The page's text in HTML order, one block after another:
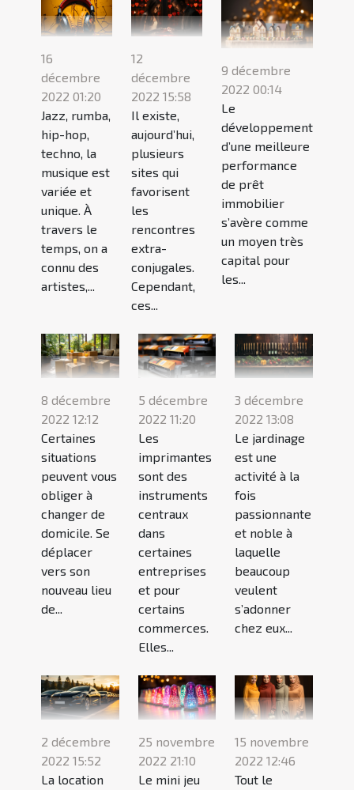
16
décembre
2022 01:20
Jazz, rumba,
hip-hop,
techno, la
musique est
variée et
unique. À
travers le
temps, on a
connu des
artistes,...
12
décembre
2022 15:58
Il existe,
aujourd’hui,
plusieurs
sites qui
favorisent
les
rencontres
extra-
conjugales.
Cependant,
ces...
9 décembre
2022 00:14
Le
développement
d’une meilleure
performance
de prêt
immobilier
s’avère comme
un moyen très
capital pour
les...
8 décembre
2022 12:12
Certaines
situations
peuvent vous
obliger à
changer de
domicile. Se
déplacer
vers son
nouveau lieu
de...
5 décembre
2022 11:20
Les
imprimantes
sont des
instruments
centraux
dans
certaines
entreprises
et pour
certains
commerces.
Elles...
3 décembre
2022 13:08
Le jardinage
est une
activité à la
fois
passionnante
et noble à
laquelle
beaucoup
veulent
s’adonner
chez eux...
2 décembre
2022 15:52
La location
25 novembre
2022 21:10
Le mini jeu
15 novembre
2022 12:46
Tout le